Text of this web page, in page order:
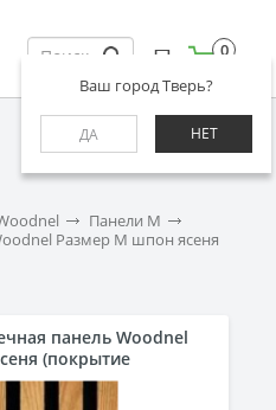
Ваш город Тверь?
ДА НЕТ
0
Панели M
Размер M шпон ясеня
панель Woodnel
(покрытие